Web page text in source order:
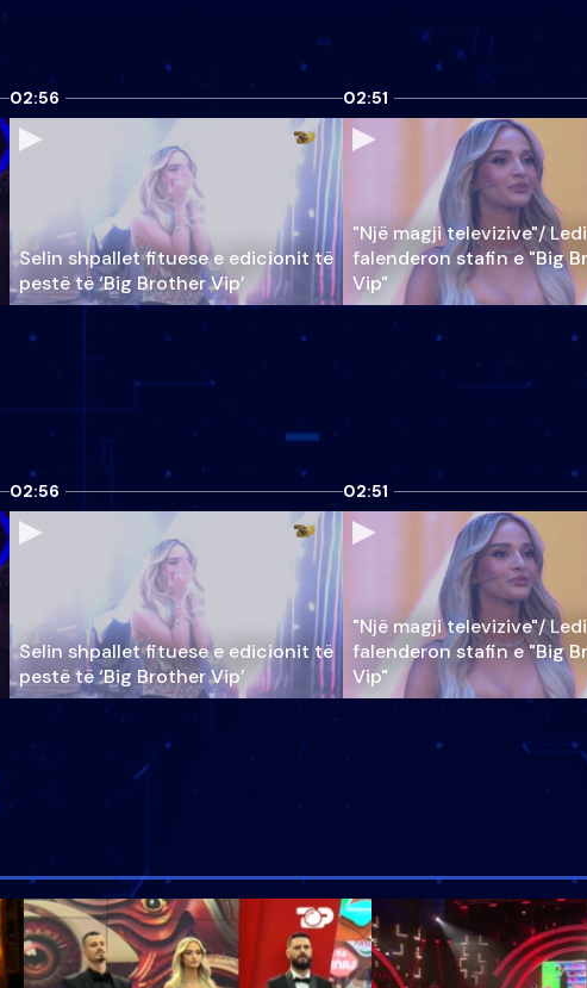
02:56
Selin shpallet fituese e edicionit të
pestë të ‘Big Brother Vip’
02:51
"Një magji televizive"/
falenderon stafin e "Big
Vip"
02:56
Selin shpallet fituese e edicionit të
pestë të ‘Big Brother Vip’
02:51
"Një magji televizive"/
falenderon stafin e "Big
Vip"